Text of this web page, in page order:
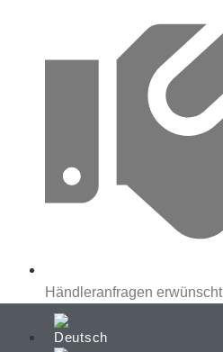
Händleranfragen erwünscht